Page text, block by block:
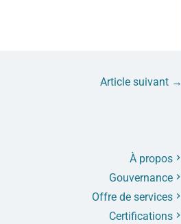
Article suivant →
À propos
Gouvernance
Offre de services
Certifications